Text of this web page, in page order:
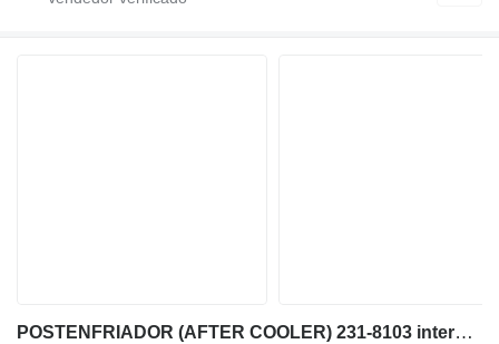
POSTENFRIADOR (AFTER COOLER) 231-8103 intercooler para Caterpillar D9T bulldozer